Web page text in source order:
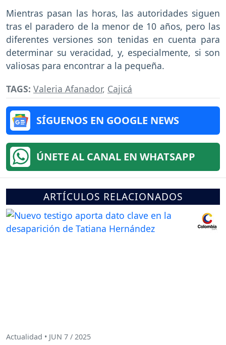
Mientras pasan las horas, las autoridades siguen
tras el paradero de la menor de 10 años, pero las
diferentes versiones son tenidas en cuenta para
determinar su veracidad, y, especialmente, si son
valiosas para encontrar a la pequeña.
TAGS: Valeria Afanador, Cajicá
SÍGUENOS EN GOOGLE NEWS
ÚNETE AL CANAL EN WHATSAPP
ARTÍCULOS RELACIONADOS
Actualidad • JUN 7 / 2025